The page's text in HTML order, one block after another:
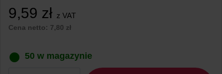
9,59 zł z VAT
Cena netto: 7,80 zł
50 w magazynie